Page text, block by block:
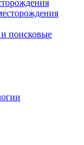
поисковые